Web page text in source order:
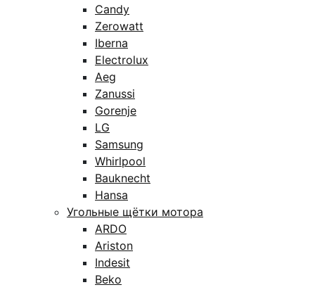
Candy
Zerowatt
Iberna
Electrolux
Aeg
Zanussi
Gorenje
LG
Samsung
Whirlpool
Bauknecht
Hansa
Угольные щётки мотора
ARDO
Ariston
Indesit
Beko